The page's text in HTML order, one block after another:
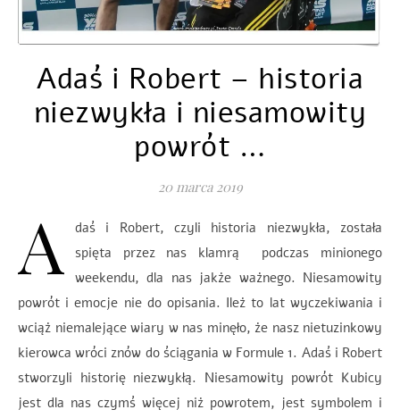
Adaś i Robert – historia
niezwykła i niesamowity
powrót …
20 marca 2019
A
daś i Robert, czyli historia niezwykła, została
spięta przez nas klamrą podczas minionego
weekendu, dla nas jakże ważnego. Niesamowity
powrót i emocje nie do opisania. Ileż to lat wyczekiwania i
wciąż niemalejące wiary w nas minęło, że nasz nietuzinkowy
kierowca wróci znów do ściągania w Formule 1. Adaś i Robert
stworzyli historię niezwykłą. Niesamowity powrót Kubicy
jest dla nas czymś więcej niż powrotem, jest symbolem i